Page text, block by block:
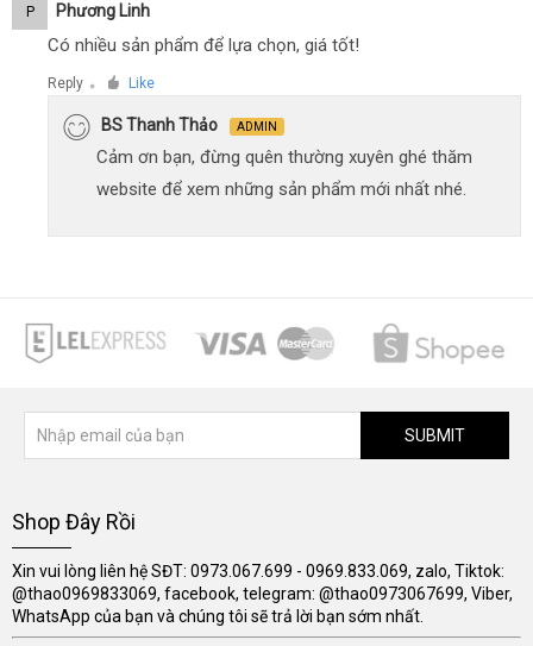
P Phương Linh
Có nhiều sản phẩm để lựa chọn, giá tốt!
Reply ● Like
BS Thanh Thảo ADMIN
Cảm ơn bạn, đừng quên thường xuyên ghé thăm
website để xem những sản phẩm mới nhất nhé.
SUBMIT
Shop Đây Rồi
Xin vui lòng liên hệ SĐT: 0973.067.699 - 0969.833.069, zalo, Tiktok:
@thao0969833069, facebook, telegram: @thao0973067699, Viber,
WhatsApp của bạn và chúng tôi sẽ trả lời bạn sớm nhất.